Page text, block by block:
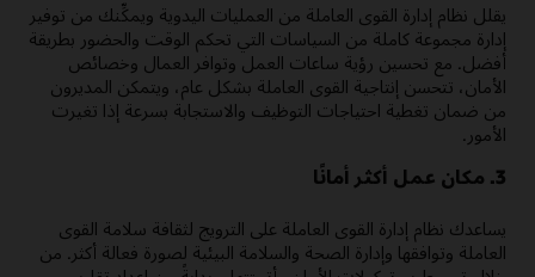
يقلل نظام إدارة القوى العاملة من العمليات اليدوية ويمكِّنك من توفير
إدارة مجموعة كاملة من السياسات التي تحكم الوقت والحضور بطريقة
أفضل. مع تحسين رؤية ساعات العمل وتوافر العمال وخصائص
الأمان، تتحسن إنتاجية القوى العاملة بشكل عام، ويتمكن المديرون
من ضمان تغطية احتياجات التوظيف والاستجابة بسرعة إذا تغيرت
الأمور.
3. مكان عمل أكثر أمانًا
يساعدك نظام إدارة القوى العاملة على الترويج لثقافة سلامة القوى
العاملة وتوافقها وإدارة الصحة والسلامة البيئية لصورة فعالة أكثر. من